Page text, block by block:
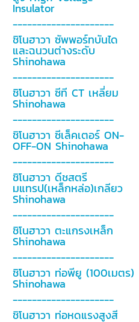
Insulator
---------------------
ชิโนฮาวา ซัพพอร์ทบันได
และฉนวนต่างระดับ
Shinohawa
---------------------
ชิโนฮาวา ซีที CT เหลี่ยม
Shinohawa
---------------------
ชิโนฮาวา ซีเล็คเตอร์ ON-
OFF-ON Shinohawa
---------------------
ชิโนฮาวา ดีชสตรี
มแทรป(เหล็กหล่อ)เกลียว
Shinohawa
---------------------
ชิโนฮาวา ตะแกรงเหล็ก
Shinohawa
---------------------
ชิโนฮาวา ท่อพียู (100เมตร)
Shinohawa
---------------------
ชิโนฮาวา ท่อหดแรงสูงสี